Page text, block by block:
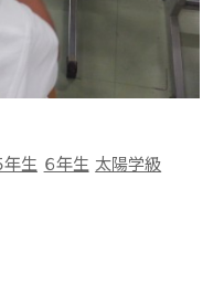
年生 ６年生 太陽学級